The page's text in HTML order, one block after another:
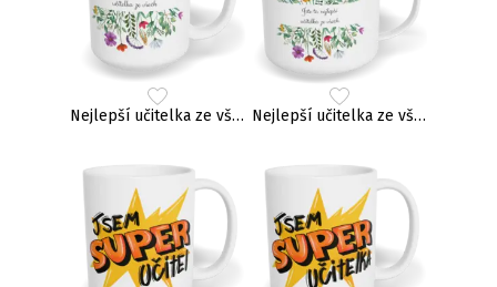
Nejlepší učitelka ze všech Nejlepší učitelka ze všech